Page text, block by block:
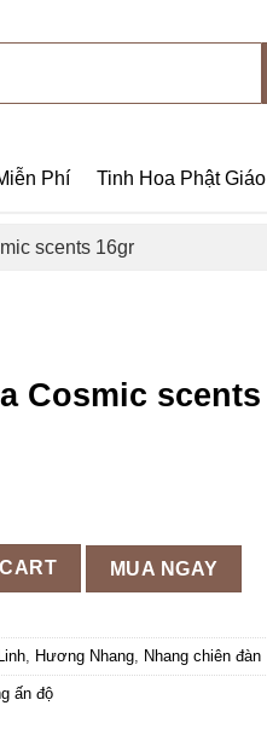
Phí Tinh Hoa Phật Giáo
scents 16gr
Cosmic scents
16gr quantity
MUA NGAY
, Hương Nhang, Nhang chiên đàn
ấn độ